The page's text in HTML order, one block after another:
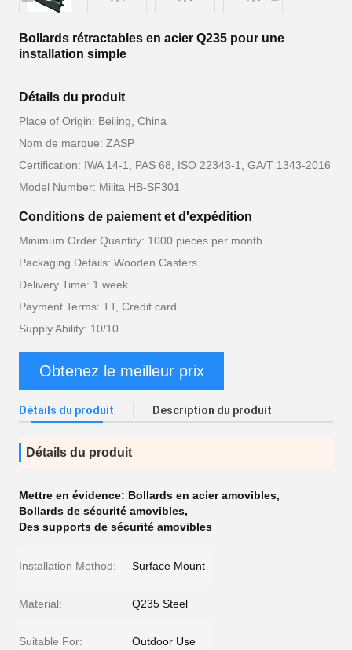
Bollards rétractables en acier Q235 pour une
installation simple
Détails du produit
Place of Origin: Beijing, China
Nom de marque: ZASP
Certification: IWA 14-1, PAS 68, ISO 22343-1, GA/T 1343-2016
Model Number: Milita HB-SF301
Conditions de paiement et d'expédition
Minimum Order Quantity: 1000 pieces per month
Packaging Details: Wooden Casters
Delivery Time: 1 week
Payment Terms: TT, Credit card
Supply Ability: 10/10
Obtenez le meilleur prix
Détails du produit Description du produit
Détails du produit
Mettre en évidence: Bollards en acier amovibles,
Bollards de sécurité amovibles,
Des supports de sécurité amovibles
Installation Method: Surface Mount
Material: Q235 Steel
Suitable For: Outdoor Use